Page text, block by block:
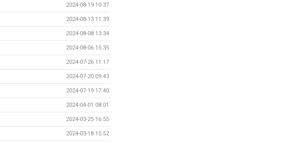
2024-08-19 10:37
2024-08-13 11:39
2024-08-08 13:34
2024-08-06 15:35
2024-07-26 11:17
2024-07-20 09:43
2024-07-19 17:40
2024-04-01 08:01
2024-03-25 16:55
2024-03-18 15:52